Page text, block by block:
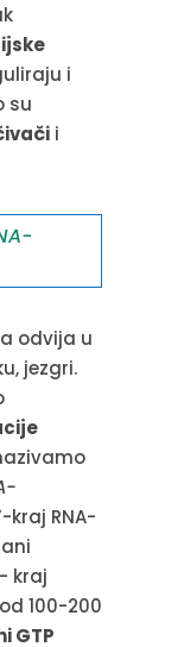
i
su
i
odvija u
jezgri.
kraj RNA-
kraj
100-200
GTP